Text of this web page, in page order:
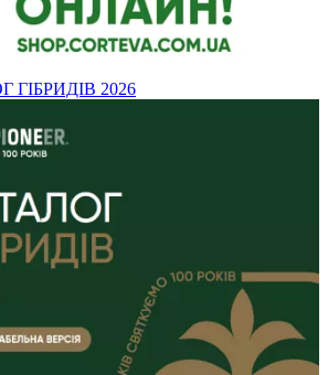
ГІБРИДІВ 2026